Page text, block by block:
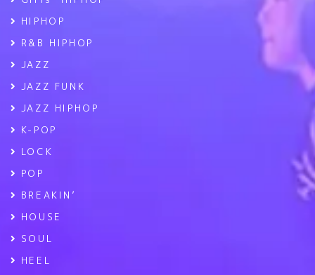
HIPHOP
R&B HIPHOP
JAZZ
JAZZ FUNK
JAZZ HIPHOP
K-POP
LOCK
POP
BREAKIN’
HOUSE
SOUL
HEEL